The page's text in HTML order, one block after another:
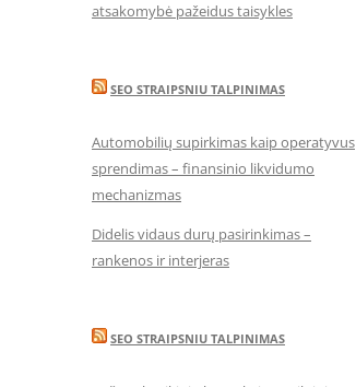
atsakomybė pažeidus taisykles
SEO STRAIPSNIU TALPINIMAS
Automobilių supirkimas kaip operatyvus
sprendimas – finansinio likvidumo
mechanizmas
Didelis vidaus durų pasirinkimas –
rankenos ir interjeras
SEO STRAIPSNIU TALPINIMAS